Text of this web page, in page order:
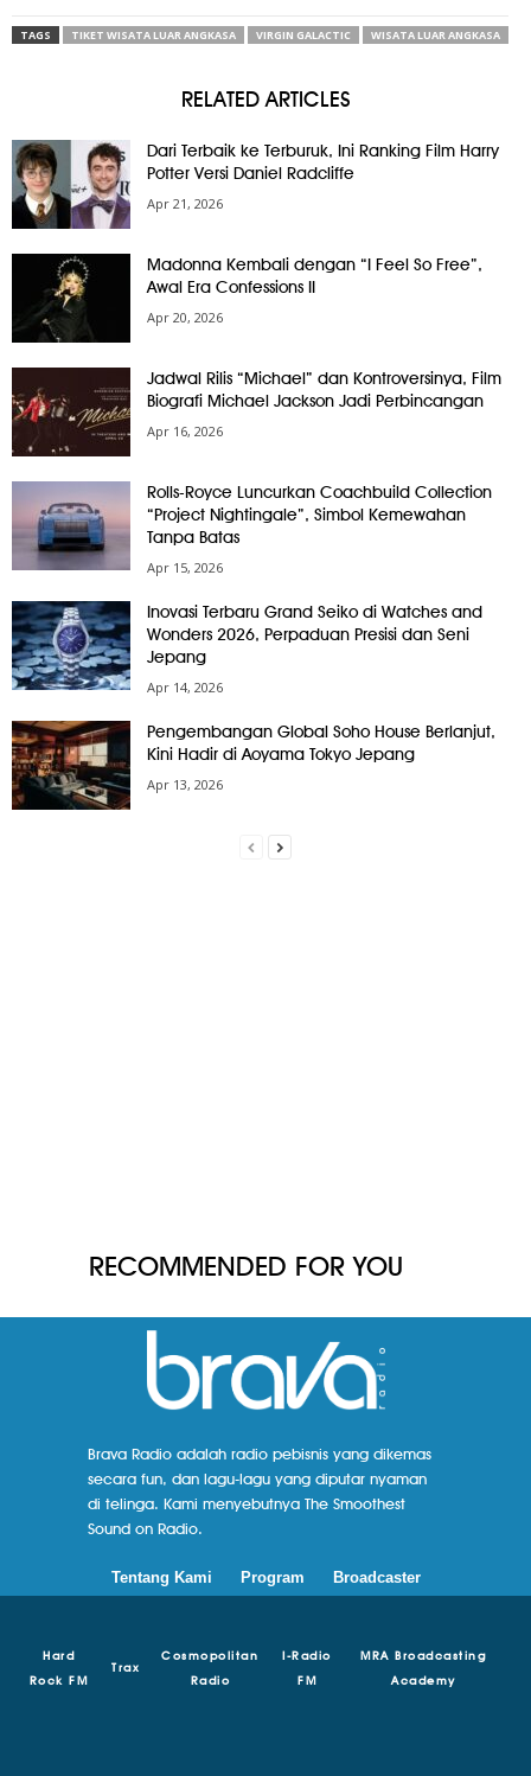
TAGS TIKET WISATA LUAR ANGKASA VIRGIN GALACTIC WISATA LUAR ANGKASA
RELATED ARTICLES
Dari Terbaik ke Terburuk, Ini Ranking Film Harry
Potter Versi Daniel Radcliffe
Apr 21, 2026
Madonna Kembali dengan “I Feel So Free”,
Awal Era Confessions II
Apr 20, 2026
Jadwal Rilis “Michael” dan Kontroversinya, Film
Biografi Michael Jackson Jadi Perbincangan
Apr 16, 2026
Rolls-Royce Luncurkan Coachbuild Collection
“Project Nightingale”, Simbol Kemewahan
Tanpa Batas
Apr 15, 2026
Inovasi Terbaru Grand Seiko di Watches and
Wonders 2026, Perpaduan Presisi dan Seni
Jepang
Apr 14, 2026
Pengembangan Global Soho House Berlanjut,
Kini Hadir di Aoyama Tokyo Jepang
Apr 13, 2026
RECOMMENDED FOR YOU
Brava Radio adalah radio pebisnis yang dikemas
secara fun, dan lagu-lagu yang diputar nyaman
di telinga. Kami menyebutnya The Smoothest
Sound on Radio.
Tentang Kami Program Broadcaster
Hard
Rock FM
Trax
Cosmopolitan
Radio
I-Radio
FM
MRA Broadcasting
Academy